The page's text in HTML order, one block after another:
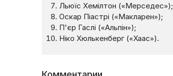
Льюїс Хемілтон («Мерседес»);
Оскар Піастрі («Макларен»);
П'єр Гаслі («Альпін»);
Ніко Хюлькенберг («Хаас»).